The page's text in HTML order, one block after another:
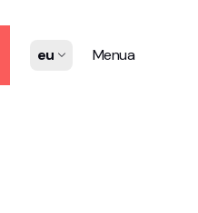
eu Menua